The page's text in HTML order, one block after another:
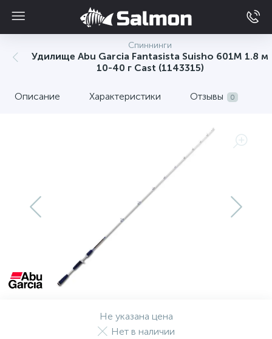
Спиннинги
Удилище Abu Garcia Fantasista Suisho 601M 1.8 м
10-40 г Cast (1143315)
Описание Характеристики Отзывы 0
Не указана цена
Нет в наличии